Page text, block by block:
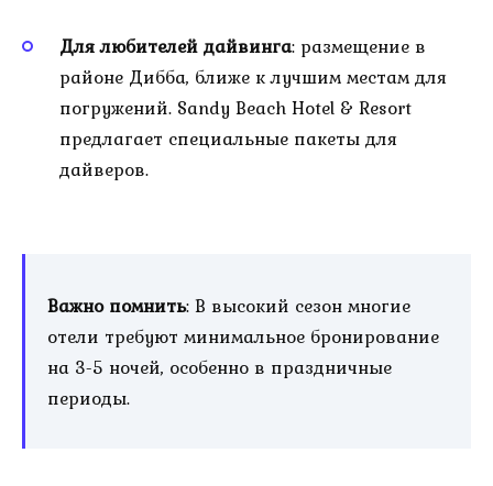
Для любителей дайвинга: размещение в
районе Дибба, ближе к лучшим местам для
погружений. Sandy Beach Hotel & Resort
предлагает специальные пакеты для
дайверов.
Важно помнить: В высокий сезон многие
отели требуют минимальное бронирование
на 3-5 ночей, особенно в праздничные
периоды.